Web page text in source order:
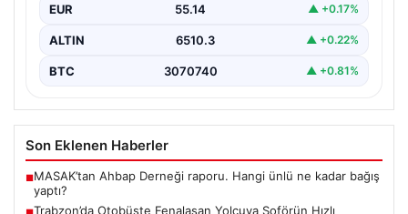
EUR 55.14 ▲ +0.17%
ALTIN 6510.3 ▲ +0.22%
BTC 3070740 ▲ +0.81%
Son Eklenen Haberler
■MASAK’tan Ahbap Derneği raporu. Hangi ünlü ne kadar bağış
yaptı?
Trabzon’da Otobüste Fenalaşan Yolcuya Şoförün Hızlı